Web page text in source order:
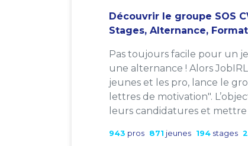
Découvrir le groupe SOS
Stages, Alternance,
Pas toujours facile pour un
une alternance ! Alors
jeunes et les pro, lance le
lettres de motivation".
leurs candidatures et
943 pros 871 jeunes 194 stages